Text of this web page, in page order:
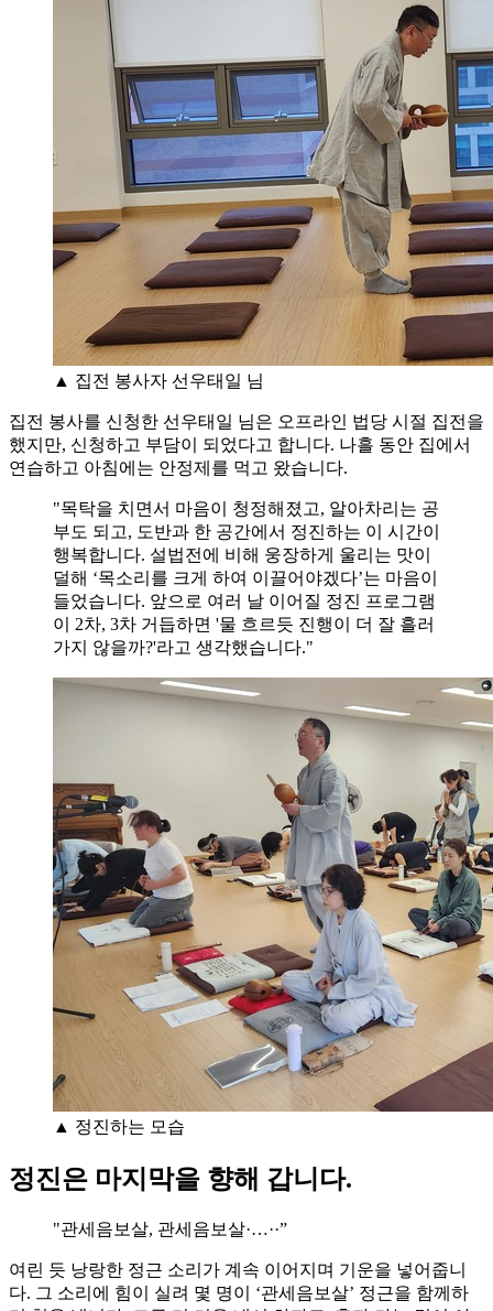
▲ 집전 봉사자 선우태일 님
집전 봉사를 신청한 선우태일 님은 오프라인 법당 시절 집전을
했지만, 신청하고 부담이 되었다고 합니다. 나흘 동안 집에서
연습하고 아침에는 안정제를 먹고 왔습니다.
"목탁을 치면서 마음이 청정해졌고, 알아차리는 공
부도 되고, 도반과 한 공간에서 정진하는 이 시간이
행복합니다. 설법전에 비해 웅장하게 울리는 맛이
덜해 ‘목소리를 크게 하여 이끌어야겠다’는 마음이
들었습니다. 앞으로 여러 날 이어질 정진 프로그램
이 2차, 3차 거듭하면 '물 흐르듯 진행이 더 잘 흘러
가지 않을까?'라고 생각했습니다."
▲ 정진하는 모습
정진은 마지막을 향해 갑니다.
"관세음보살, 관세음보살·…··”
여린 듯 낭랑한 정근 소리가 계속 이어지며 기운을 넣어줍니
다. 그 소리에 힘이 실려 몇 명이 ‘관세음보살’ 정근을 함께하